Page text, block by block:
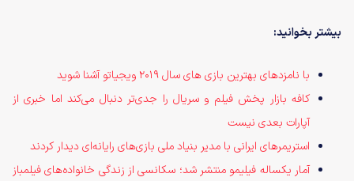
بیشتر بخوانید:
با نامزدهای بهترین بازی های سال 2019 ویجیاتو آشنا شوید
کافه بازار پخش فیلم و سریال را جدی‌تر دنبال می‌کند اما خبری از
آپارات بعدی نیست
استریمرهای ایرانی با مدیر بنیاد ملی بازی‌های رایانه‌ای دیدار کردند
آمار یکساله فیلیمو منتشر شد؛ سکانسی از زندگی خانواده‌های فیلمباز